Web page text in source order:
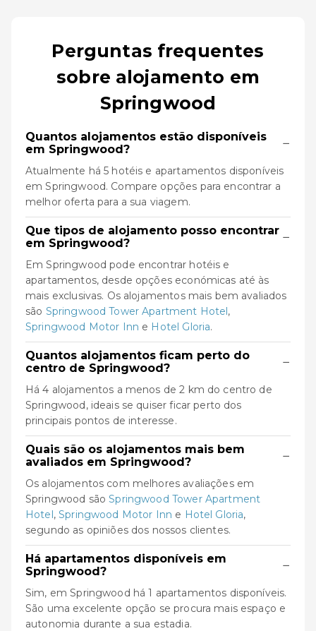
Perguntas frequentes
sobre alojamento em
Springwood
Quantos alojamentos estão disponíveis
em Springwood?
−
Atualmente há 5 hotéis e apartamentos disponíveis
em Springwood. Compare opções para encontrar a
melhor oferta para a sua viagem.
Que tipos de alojamento posso encontrar
em Springwood?
−
Em Springwood pode encontrar hotéis e
apartamentos, desde opções económicas até às
mais exclusivas. Os alojamentos mais bem avaliados
são Springwood Tower Apartment Hotel,
Springwood Motor Inn e Hotel Gloria.
Quantos alojamentos ficam perto do
centro de Springwood?
−
Há 4 alojamentos a menos de 2 km do centro de
Springwood, ideais se quiser ficar perto dos
principais pontos de interesse.
Quais são os alojamentos mais bem
avaliados em Springwood?
−
Os alojamentos com melhores avaliações em
Springwood sãoSpringwood Tower Apartment
Hotel,Springwood Motor Inn e Hotel Gloria,
segundo as opiniões dos nossos clientes.
Há apartamentos disponíveis em
Springwood?
−
Sim, em Springwood há 1 apartamentos disponíveis.
São uma excelente opção se procura mais espaço e
autonomia durante a sua estadia.